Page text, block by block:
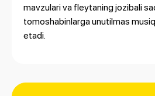
mavzulari va fleytaning jozibali
tomoshabinlarga unutilmas
etadi.